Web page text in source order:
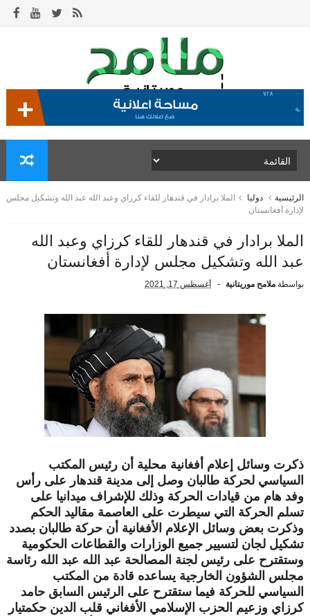
الرئيسية دوليا
الملا برادار في قندهار للقاء كرزاي وعبد الله عبد الله وتشكيل مجلس
لإدارة أفغانستان
الملا برادار في قندهار للقاء كرزاي وعبد الله
عبد الله وتشكيل مجلس لإدارة أفغانستان
بواسطة ملامح موريتانية أغسطس 17, 2021
ذكرت وسائل إعلام أفغانية محلية أن رئيس المكتب
السياسي لحركة طالبان وصل إلى مدينة قندهار على رأس
وفد هام من قيادات الحركة وذلك للإشراف ميدانيا على
تسلم الحركة التي سيطرت على العاصمة مقاليد الحكم
وذكرت بعض وسائل الإعلام الأفغانية أن حركة طالبان بصدد
تشكيل لجان لتسيير جميع الوزارات والقطاعات الحكومية
وستقترح على رئيس لجنة المصالحة عبد الله عبد الله رئاسة
مجلس الشؤون الخارجية يساعده قادة من المكتب
السياسي للحركة فيما ستقترح على الرئيس السابق حامد
كرزاي وزعيم الحزب الإسلامي الأفغاني قلب الدين حكمتيار